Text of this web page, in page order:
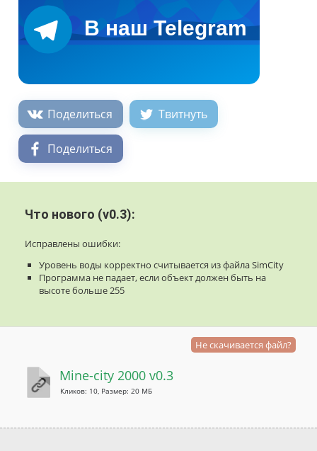
Поделиться Твитнуть
Поделиться
Что нового (v0.3):
Исправлены ошибки:
Уровень воды корректно считывается из файла SimCity
Программа не падает, если объект должен быть на
высоте больше 255
Не скачивается файл?
Mine-city 2000 v0.3
Кликов: 10, Размер: 20 МБ